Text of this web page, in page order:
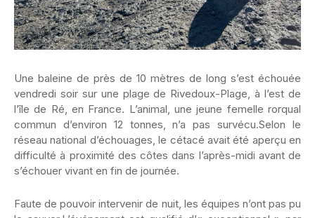
Une baleine de près de 10 mètres de long s’est échouée
vendredi soir sur une plage de Rivedoux-Plage, à l’est de
l’île de Ré, en France. L’animal, une jeune femelle rorqual
commun d’environ 12 tonnes, n’a pas survécu.Selon le
réseau national d’échouages, le cétacé avait été aperçu en
difficulté à proximité des côtes dans l’après-midi avant de
s’échouer vivant en fin de journée.
Faute de pouvoir intervenir de nuit, les équipes n’ont pas pu